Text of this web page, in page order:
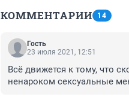
КОММЕНТАРИИ 14
Гость
23 июля 2021, 12:51
Всё движется к тому, что
ненароком сексуальные